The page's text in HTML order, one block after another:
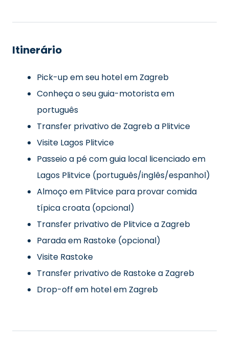
Itinerário
Pick-up em seu hotel em Zagreb
Conheça o seu guia-motorista em
português
Transfer privativo de Zagreb a Plitvice
Visite Lagos Plitvice
Passeio a pé com guia local licenciado em
Lagos Plitvice (português/inglês/espanhol)
Almoço em Plitvice para provar comida
típica croata (opcional)
Transfer privativo de Plitvice a Zagreb
Parada em Rastoke (opcional)
Visite Rastoke
Transfer privativo de Rastoke a Zagreb
Drop-off em hotel em Zagreb